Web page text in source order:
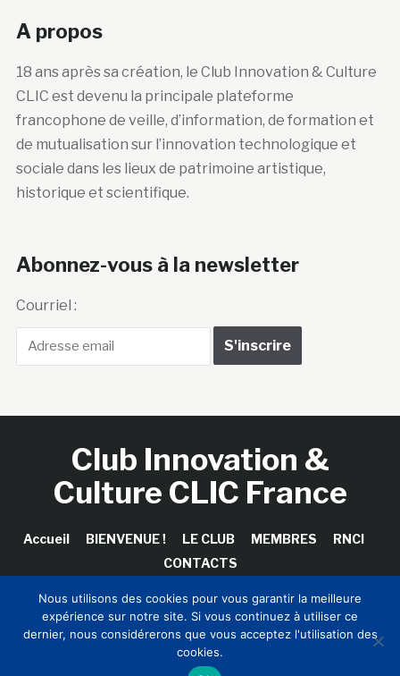
A propos
18 ans après sa création, le Club Innovation & Culture
CLIC est devenu la principale plateforme
francophone de veille, d’information, de formation et
de mutualisation sur l’innovation technologique et
sociale dans les lieux de patrimoine artistique,
historique et scientifique.
Abonnez-vous à la newsletter
Courriel :
Club Innovation &
Culture CLIC France
Accueil BIENVENUE ! LE CLUB MEMBRES
RNCI
CONTACTS
Copyright © 2026 Club Innovation & Culture CLIC France /
Sinapses Conseils
Nous utilisons des cookies pour vous garantir la meilleure
expérience sur notre site. Si vous continuez à utiliser ce
dernier, nous considérerons que vous acceptez l'utilisation des
cookies.